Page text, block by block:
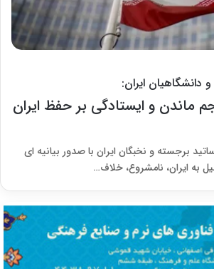
دانشگاهیان ایران:
ماندن و ایستادگی بر حفظ ایران
برجسته و نخبگان ایران با صدور بیانیه ای
به ایران، نامشروع، خلاف…